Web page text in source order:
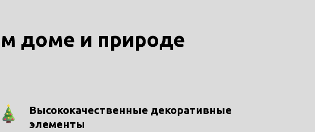
доме и природе
Высококачественные декоративные
элементы